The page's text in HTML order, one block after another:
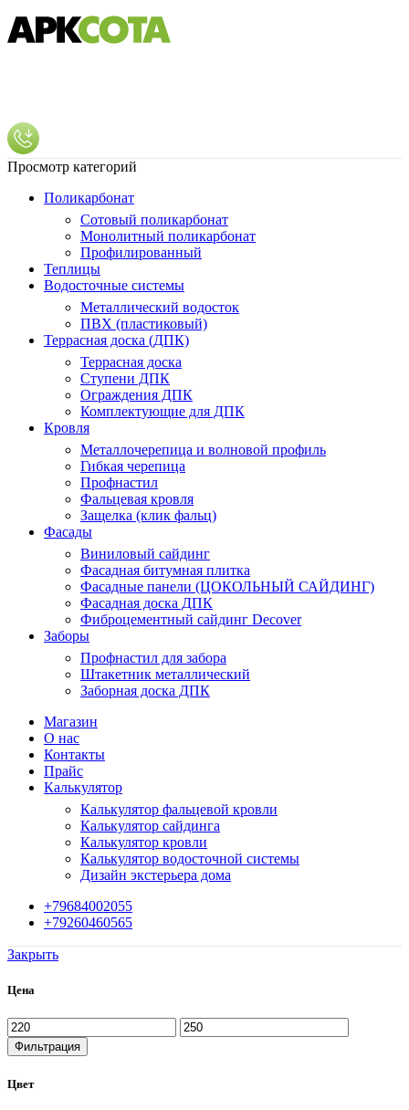
Просмотр категорий
Поликарбонат
Сотовый поликарбонат
Монолитный поликарбонат
Профилированный
Теплицы
Водосточные системы
Металлический водосток
ПВХ (пластиковый)
Террасная доска (ДПК)
Террасная доска
Ступени ДПК
Ограждения ДПК
Комплектующие для ДПК
Кровля
Металлочерепица и волновой профиль
Гибкая черепица
Профнастил
Фальцевая кровля
Защелка (клик фальц)
Фасады
Виниловый сайдинг
Фасадная битумная плитка
Фасадные панели (ЦОКОЛЬНЫЙ САЙДИНГ)
Фасадная доска ДПК
Фиброцементный сайдинг Decover
Заборы
Профнастил для забора
Штакетник металлический
Заборная доска ДПК
Магазин
О нас
Контакты
Прайс
Калькулятор
Калькулятор фальцевой кровли
Калькулятор сайдинга
Калькулятор кровли
Калькулятор водосточной системы
Дизайн экстерьера дома
+79684002055
+79260460565
Закрыть
Цена
Фильтрация
Цвет